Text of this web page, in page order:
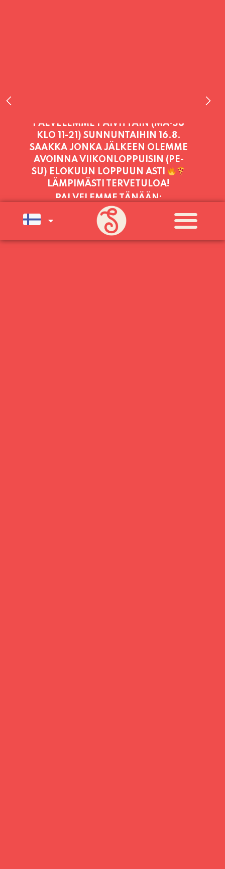
PALVELEMME TÄNÄÄN:
TORSTAI 11:00 - 21:00
PALVELEMME PÄIVITTÄIN (MA-SU
KLO 11-21) SUNNUNTAIHIN 16.8.
SAAKKA JONKA JÄLKEEN OLEMME
AVOINNA VIIKONLOPPUISIN (PE-
SU) ELOKUUN LOPPUUN ASTI
LÄMPIMÄSTI TERVETULOA!